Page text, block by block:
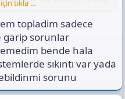
yapılmadan önce sürekli
Tam herşey çözüldü
derken tamirden 2-3 ay sonra
oyununda oyunda takılmalar
oyun içinde bir anda pc
diğer uygulamalar çalışıyor
ediyorum. Donduğu
gerekiyor hatası alıyorum,
ardından tekrar wow
tıkla ...
topladim sadece
garip sorunlar
bende hala
sıkıntı var yada
sorunu